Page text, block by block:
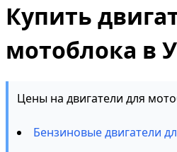
Купить
мотоблока в
Цены на двигатели для
Бензиновые двигатели